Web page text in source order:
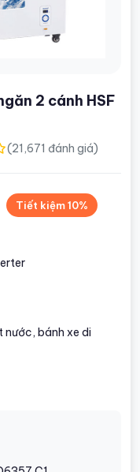
2 cánh HSF
(21,671 đánh giá)
Tiết kiệm 10%
nước, bánh xe di